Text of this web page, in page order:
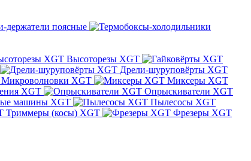
держатели поясные
Высоторезы XGT
Дрели-шуруповёрты XGT
Микроволновки XGT
Миксеры XGT
XGT
Опрыскиватели XGT
машины XGT
Пылесосы XGT
Триммеры (косы) XGT
Фрезеры XGT